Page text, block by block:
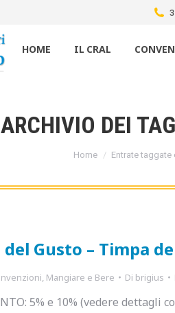
HOME IL CRAL
ARCHIVIO DEI
Tu sei qui:
Home Entrate
Gusto – Timpa
, Mangiare e Bere Di brigius
5% e 10% (vedere dettagli